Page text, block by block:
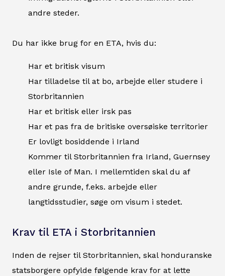
andre steder.
Du har ikke brug for en ETA, hvis du:
Har et britisk visum
Har tilladelse til at bo, arbejde eller studere i
Storbritannien
Har et britisk eller irsk pas
Har et pas fra de britiske oversøiske territorier
Er lovligt bosiddende i Irland
Kommer til Storbritannien fra Irland, Guernsey
eller Isle of Man. I mellemtiden skal du af
andre grunde, f.eks. arbejde eller
langtidsstudier, søge om visum i stedet.
Krav til ETA i Storbritannien
Inden de rejser til Storbritannien, skal honduranske
statsborgere opfylde følgende krav for at lette